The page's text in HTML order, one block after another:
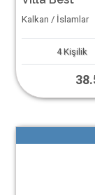
Kalkan / İslamlar
4 Kişilik